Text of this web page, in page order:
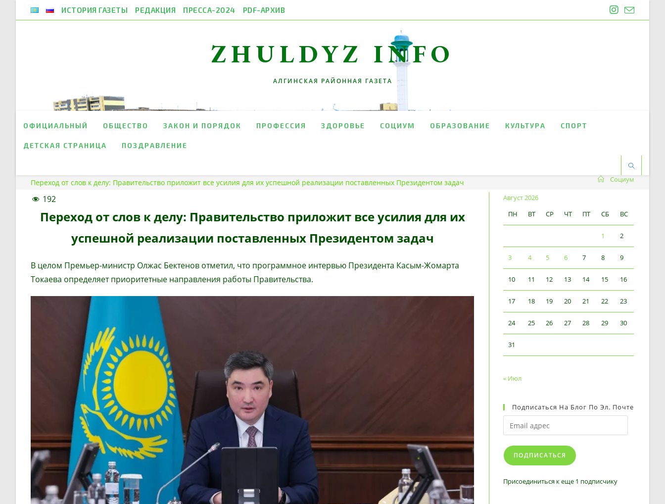
ИСТОРИЯ ГАЗЕТЫ РЕДАКЦИЯ ПРЕССА-2024 PDF-АРХИВ
ZHULDYZ INFO
АЛГИНСКАЯ РАЙОННАЯ ГАЗЕТА
ОФИЦИАЛЬНЫЙ ОБЩЕСТВО ЗАКОН И ПОРЯДОК ПРОФЕССИЯ ЗДОРОВЬЕ СОЦИУМ ОБРАЗОВАНИЕ КУЛЬТУРА СПОРТ
ДЕТСКАЯ СТРАНИЦА ПОЗДРАВЛЕНИЕ
Переход от слов к делу: Правительство приложит все усилия для их успешной реализации поставленных Президентом задач Социум
192
Переход от слов к делу: Правительство приложит все усилия для их
успешной реализации поставленных Президентом задач
В целом Премьер-министр Олжас Бектенов отметил, что программное интервью Президента Касым-Жомарта
Токаева определяет приоритетные направления работы Правительства.
Август 2026
ПН
ВТ СР ЧТ ПТ СБ ВС
1 2
3 4 5 6 7 8 9
10 11 12 13 14 15 16
17 18 19 20 21 22 23
24 25 26 27 28 29 30
31
« Июл
Подписаться На Блог По Эл. Почте
Email
адрес
ПОДПИСАТЬСЯ
Присоединиться к еще 1 подписчику